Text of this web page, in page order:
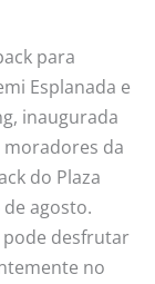
para
Esplanada e
inaugurada
da
do Plaza
agosto.
pode desfrutar
no